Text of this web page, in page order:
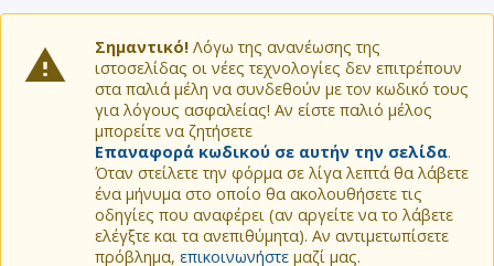
Σημαντικό! Λόγω της ανανέωσης της
ιστοσελίδας οι νέες τεχνολογίες δεν επιτρέπουν
στα παλιά μέλη να συνδεθούν με τον κωδικό τους
για λόγους ασφαλείας! Αν είστε παλιό μέλος
μπορείτε να ζητήσετε
Επαναφορά κωδικού σε αυτήν την σελίδα.
Όταν στείλετε την φόρμα σε λίγα λεπτά θα λάβετε
ένα μήνυμα στο οποίο θα ακολουθήσετε τις
οδηγίες που αναφέρει (αν αργείτε να το λάβετε
ελέγξτε και τα ανεπιθύμητα). Αν αντιμετωπίσετε
πρόβλημα, επικοινωνήστε μαζί μας.